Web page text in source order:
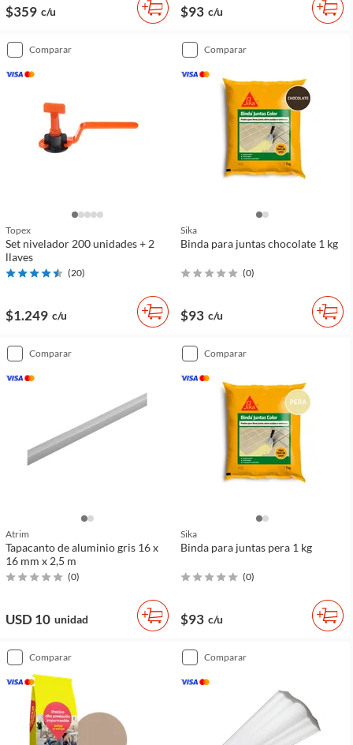
$359 c/u $93 c/u
comparar
Topex
Set nivelador 200 unidades + 2
llaves
(20)
$1.249 c/u
comparar
Sika
Binda para juntas chocolate 1 kg
(0)
$93 c/u
comparar
Atrim
Tapacanto de aluminio gris 16 x
16 mm x 2,5 m
(0)
USD 10 unidad
comparar
Sika
Binda para juntas pera 1 kg
(0)
$93 c/u
comparar comparar